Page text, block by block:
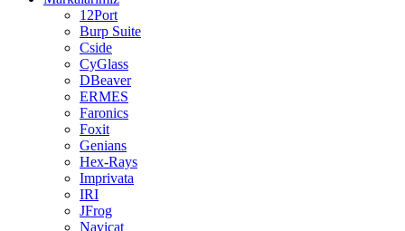
12Port
Burp Suite
Cside
CyGlass
DBeaver
ERMES
Faronics
Foxit
Genians
Hex-Rays
Imprivata
IRI
JFrog
Navicat